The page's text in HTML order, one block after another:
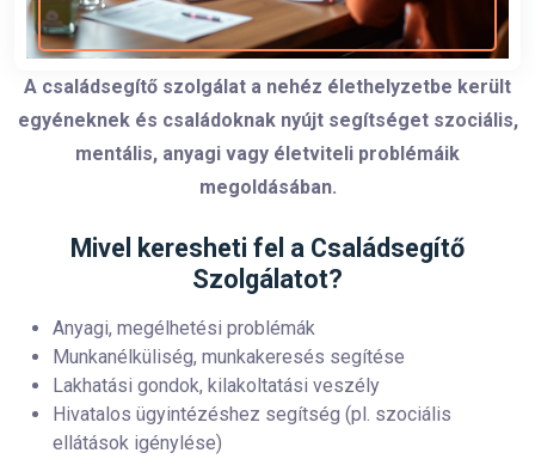
A családsegítő szolgálat a nehéz élethelyzetbe került
egyéneknek és családoknak nyújt segítséget szociális,
mentális, anyagi vagy életviteli problémáik
megoldásában.
Mivel keresheti fel a Családsegítő
Szolgálatot?
Anyagi, megélhetési problémák
Munkanélküliség, munkakeresés segítése
Lakhatási gondok, kilakoltatási veszély
Hivatalos ügyintézéshez segítség (pl. szociális
ellátások igénylése)